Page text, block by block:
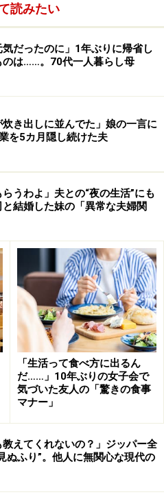
合わせようと態度に無理が
るまおうとして顔が引きつ
人におごりすぎて後悔した
ールすると、理想の顔と実
身が煩わされることになる
サバサバ」な自分を保ちな
に見えるかもしれません。
まく演じきれるものではあ
て自分を保てなくなり、周
目にあってしまうことでし
読みたい
気だったのに」1年ぶりに帰省し
のは……。70代一人暮らし母
炊き出しに並んでた」娘の一言に
を5カ月隠し続けた夫
らうわよ」夫との“夜の生活”にも
結婚した妹の「異常な夫婦関
「生活って食べ方に出るん
だ……」10年ぶりの女子会で
気づいた友人の「驚きの食事
マナー」
教えてくれないの？」ジッパー全
ぬふり”。他人に無関心な現代の